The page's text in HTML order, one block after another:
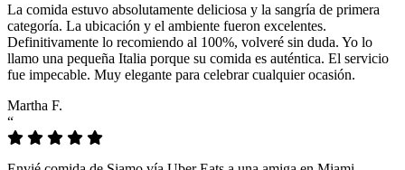
La comida estuvo absolutamente deliciosa y la sangría de primera
categoría. La ubicación y el ambiente fueron excelentes.
Definitivamente lo recomiendo al 100%, volveré sin duda. Yo lo
llamo una pequeña Italia porque su comida es auténtica. El servicio
fue impecable. Muy elegante para celebrar cualquier ocasión.
Martha F.
“